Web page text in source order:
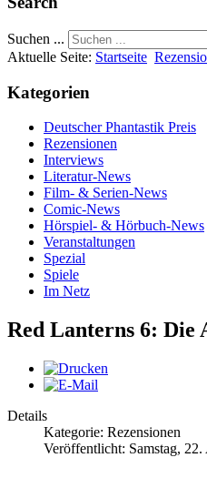
Suchen ...
Aktuelle Seite: Startseite
Kategorien
Deutscher Phantastik Preis
Rezensionen
Interviews
Literatur-News
Film- & Serien-News
Comic-News
Hörspiel- & Hörbuch-News
Veranstaltungen
Spezial
Spiele
Im Netz
Red Lanterns 6: Die
Details
Kategorie: Rezensionen
Veröffentlicht: Samstag,